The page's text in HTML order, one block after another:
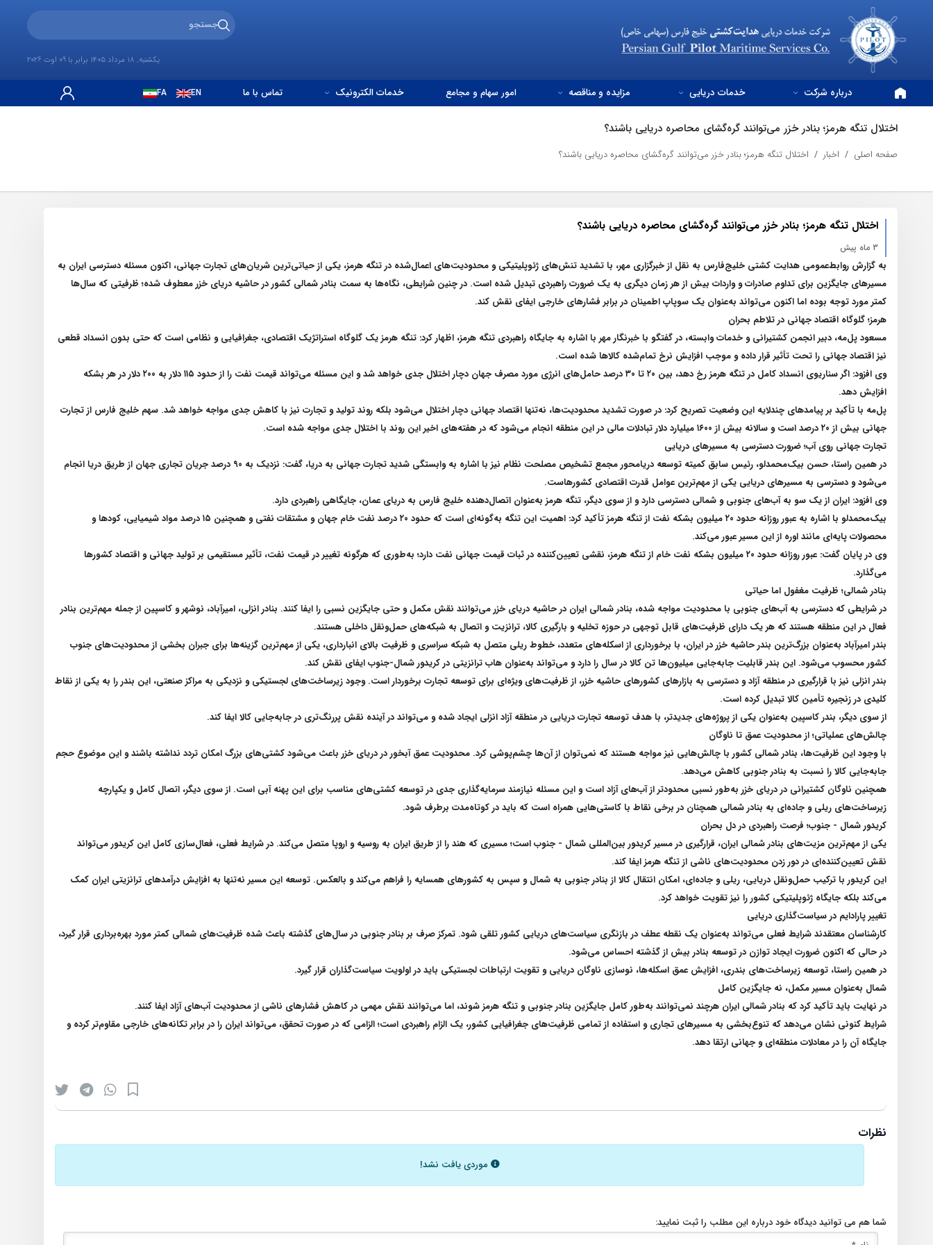
یکشنبه, 18 مرداد 1405 برابر با 09 اوت 2026
درباره شرکت خدمات دریایی مزایده و مناقصه امور سهام و مجامع خدمات الکترونیک تماس با ما EN
FA
اختلال تنگه هرمز؛ بنادر خزر می‌توانند گره‌گشای محاصره دریایی باشند؟
صفحه اصلی اخبار اختلال تنگه هرمز؛ بنادر خزر می‌توانند گره‌گشای محاصره دریایی باشند؟
اختلال تنگه هرمز؛ بنادر خزر می‌توانند گره‌گشای محاصره دریایی باشند؟
3 ماه پیش
به گزارش روابط‌عمومی هدایت کشتی خلیج‌فارس به نقل از خبرگزاری مهر، با تشدید تنش‌های ژئوپلیتیکی و محدودیت‌های اعمال‌شده در تنگه هرمز، یکی از حیاتی‌ترین شریان‌های تجارت جهانی، اکنون مسئله دسترسی ایران به
مسیرهای جایگزین برای تداوم صادرات و واردات بیش از هر زمان دیگری به یک ضرورت راهبردی تبدیل شده است. در چنین شرایطی، نگاه‌ها به سمت بنادر شمالی کشور در حاشیه دریای خزر معطوف شده؛ ظرفیتی که سال‌ها
کمتر مورد توجه بوده اما اکنون می‌تواند به‌عنوان یک سوپاپ اطمینان در برابر فشارهای خارجی ایفای نقش کند.
هرمز؛ گلوگاه اقتصاد جهانی در تلاطم بحران
مسعود پل‌مه، دبیر انجمن کشتیرانی و خدمات وابسته، در گفتگو با خبرنگار مهر با اشاره به جایگاه راهبردی تنگه هرمز، اظهار کرد: تنگه هرمز یک گلوگاه استراتژیک اقتصادی، جغرافیایی و نظامی است که حتی بدون انسداد قطعی
نیز اقتصاد جهانی را تحت تأثیر قرار داده و موجب افزایش نرخ تمام‌شده کالاها شده است.
وی افزود: اگر سناریوی انسداد کامل در تنگه هرمز رخ دهد، بین ۲۰ تا ۳۰ درصد حامل‌های انرژی مورد مصرف جهان دچار اختلال جدی خواهد شد و این مسئله می‌تواند قیمت نفت را از حدود ۱۱۵ دلار به ۲۰۰ دلار در هر بشکه
افزایش دهد.
پل‌مه با تأکید بر پیامدهای چندلایه این وضعیت تصریح کرد: در صورت تشدید محدودیت‌ها، نه‌تنها اقتصاد جهانی دچار اختلال می‌شود بلکه روند تولید و تجارت نیز با کاهش جدی مواجه خواهد شد. سهم خلیج فارس از تجارت
جهانی بیش از ۲۰ درصد است و سالانه بیش از ۱۶۰۰ میلیارد دلار تبادلات مالی در این منطقه انجام می‌شود که در هفته‌های اخیر این روند با اختلال جدی مواجه شده است
.
تجارت جهانی روی آب؛ ضرورت دسترسی به مسیرهای دریایی
در همین راستا، حسن بیک‌محمدلو، رئیس سابق کمیته توسعه دریامحور مجمع تشخیص مصلحت نظام نیز با اشاره به وابستگی شدید تجارت جهانی به دریا، گفت: نزدیک به ۹۰ درصد جریان تجاری جهان از طریق دریا انجام
می‌شود و دسترسی به مسیرهای دریایی یکی از مهم‌ترین عوامل قدرت اقتصادی کشورهاست.
وی افزود: ایران از یک سو به آب‌های جنوبی و شمالی دسترسی دارد و از سوی دیگر، تنگه هرمز به‌عنوان اتصال‌دهنده خلیج فارس به دریای عمان، جایگاهی راهبردی دارد.
بیک‌محمدلو با اشاره به عبور روزانه حدود ۲۰ میلیون بشکه نفت از تنگه هرمز تأکید کرد: اهمیت این تنگه به‌گونه‌ای است که حدود ۲۰ درصد نفت خام جهان و مشتقات نفتی و همچنین ۱۵ درصد مواد شیمیایی، کودها و
محصولات پایه‌ای مانند اوره از این مسیر عبور می‌کند.
وی در پایان گفت: عبور روزانه حدود ۲۰ میلیون بشکه نفت خام از تنگه هرمز، نقشی تعیین‌کننده در ثبات قیمت جهانی نفت دارد؛ به‌طوری که هرگونه تغییر در قیمت نفت، تأثیر مستقیمی بر تولید جهانی و اقتصاد کشورها
می‌گذارد.
بنادر شمالی؛ ظرفیت مغفول اما حیاتی
در شرایطی که دسترسی به آب‌های جنوبی با محدودیت مواجه شده، بنادر شمالی ایران در حاشیه دریای خزر می‌توانند نقش مکمل و حتی جایگزین نسبی را ایفا کنند. بنادر انزلی، امیرآباد، نوشهر و کاسپین از جمله مهم‌ترین بنادر
فعال در این منطقه هستند که هر یک دارای ظرفیت‌های قابل توجهی در حوزه تخلیه و بارگیری کالا، ترانزیت و اتصال به شبکه‌های حمل‌ونقل داخلی هستند.
بندر امیرآباد به‌عنوان بزرگ‌ترین بندر حاشیه خزر در ایران، با برخورداری از اسکله‌های متعدد، خطوط ریلی متصل به شبکه سراسری و ظرفیت بالای انبارداری، یکی از مهم‌ترین گزینه‌ها برای جبران بخشی از محدودیت‌های جنوب
کشور محسوب می‌شود. این بندر قابلیت جابه‌جایی میلیون‌ها تن کالا در سال را دارد و می‌تواند به‌عنوان هاب ترانزیتی در کریدور شمال-جنوب ایفای نقش کند.
بندر انزلی نیز با قرارگیری در منطقه آزاد و دسترسی به بازارهای کشورهای حاشیه خزر، از ظرفیت‌های ویژه‌ای برای توسعه تجارت برخوردار است. وجود زیرساخت‌های لجستیکی و نزدیکی به مراکز صنعتی، این بندر را به یکی از نقاط
کلیدی در زنجیره تأمین کالا تبدیل کرده است.
از سوی دیگر، بندر کاسپین به‌عنوان یکی از پروژه‌های جدیدتر، با هدف توسعه تجارت دریایی در منطقه آزاد انزلی ایجاد شده و می‌تواند در آینده نقش پررنگ‌تری در جابه‌جایی کالا ایفا کند.
چالش‌های عملیاتی؛ از محدودیت عمق تا ناوگان
با وجود این ظرفیت‌ها، بنادر شمالی کشور با چالش‌هایی نیز مواجه هستند که نمی‌توان از آن‌ها چشم‌پوشی کرد. محدودیت عمق آبخور در دریای خزر باعث می‌شود کشتی‌های بزرگ امکان تردد نداشته باشند و این موضوع حجم
جابه‌جایی کالا را نسبت به بنادر جنوبی کاهش می‌دهد.
همچنین ناوگان کشتیرانی در دریای خزر به‌طور نسبی محدودتر از آب‌های آزاد است و این مسئله نیازمند سرمایه‌گذاری جدی در توسعه کشتی‌های مناسب برای این پهنه آبی است. از سوی دیگر، اتصال کامل و یکپارچه
زیرساخت‌های ریلی و جاده‌ای به بنادر شمالی همچنان در برخی نقاط با کاستی‌هایی همراه است که باید در کوتاه‌مدت برطرف شود.
کریدور شمال - جنوب؛ فرصت راهبردی در دل بحران
یکی از مهم‌ترین مزیت‌های بنادر شمالی ایران، قرارگیری در مسیر کریدور بین‌المللی شمال - جنوب است؛ مسیری که هند را از طریق ایران به روسیه و اروپا متصل می‌کند. در شرایط فعلی، فعال‌سازی کامل این کریدور می‌تواند
نقش تعیین‌کننده‌ای در دور زدن محدودیت‌های ناشی از تنگه هرمز ایفا کند.
این کریدور با ترکیب حمل‌ونقل دریایی، ریلی و جاده‌ای، امکان انتقال کالا از بنادر جنوبی به شمال و سپس به کشورهای همسایه را فراهم می‌کند و بالعکس. توسعه این مسیر نه‌تنها به افزایش درآمدهای ترانزیتی ایران کمک
می‌کند بلکه جایگاه ژئوپلیتیکی کشور را نیز تقویت خواهد کرد.
تغییر پارادایم در سیاست‌گذاری دریایی
کارشناسان معتقدند شرایط فعلی می‌تواند به‌عنوان یک نقطه عطف در بازنگری سیاست‌های دریایی کشور تلقی شود. تمرکز صرف بر بنادر جنوبی در سال‌های گذشته باعث شده ظرفیت‌های شمالی کمتر مورد بهره‌برداری قرار گیرد،
در حالی که اکنون ضرورت ایجاد توازن در توسعه بنادر بیش از گذشته احساس می‌شود.
در همین راستا، توسعه زیرساخت‌های بندری، افزایش عمق اسکله‌ها، نوسازی ناوگان دریایی و تقویت ارتباطات لجستیکی باید در اولویت سیاست‌گذاران قرار گیرد.
شمال به‌عنوان مسیر مکمل، نه جایگزین کامل
در نهایت باید تأکید کرد که بنادر شمالی ایران هرچند نمی‌توانند به‌طور کامل جایگزین بنادر جنوبی و تنگه هرمز شوند، اما می‌توانند نقش مهمی در کاهش فشارهای ناشی از محدودیت آب‌های آزاد ایفا کنند.
شرایط کنونی نشان می‌دهد که تنوع‌بخشی به مسیرهای تجاری و استفاده از تمامی ظرفیت‌های جغرافیایی کشور، یک الزام راهبردی است؛ الزامی که در صورت تحقق، می‌تواند ایران را در برابر تکانه‌های خارجی مقاوم‌تر کرده و
جایگاه آن را در معادلات منطقه‌ای و جهانی ارتقا دهد.
نظرات
موردی یافت نشد!
شما هم می توانید دیدگاه خود درباره این مطلب را ثبت نمایید: